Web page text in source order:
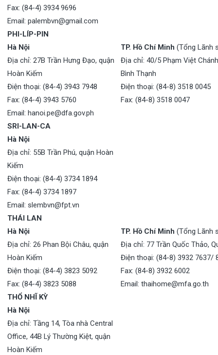
Fax: (84-4) 3934 9696
Email: palembvn@gmail.com
PHI-LÍP-PIN
Hà Nội
TP. Hồ Chí Minh (Tổng Lãnh
Địa chỉ: 27B Trần Hưng Đạo, quận
Hoàn Kiếm
Điện thoại: (84-4) 3943 7948
Fax: (84-4) 3943 5760
Email: hanoi.pe@dfa.gov.ph
Địa chỉ: 40/5 Phạm Việt
Bình Thạnh
Điện thoại: (84-8) 3518 0045
Fax: (84-8) 3518 0047
SRI-LAN-CA
Hà Nội
Địa chỉ: 55B Trần Phú, quận Hoàn
Kiếm
Điện thoại: (84-4) 3734 1894
Fax: (84-4) 3734 1897
Email: slembvn@fpt.vn
THÁI LAN
Hà Nội
TP. Hồ Chí Minh (Tổng Lãnh
Địa chỉ: 26 Phan Bội Châu, quận
Hoàn Kiếm
Điện thoại: (84-4) 3823 5092
Fax: (84-4) 3823 5088
Địa chỉ: 77 Trần Quốc Thảo,
Điện thoại: (84-8) 3932 7637/
Fax: (84-8) 3932 6002
Email: thaihome@mfa.go.th
THỔ NHĨ KỲ
Hà Nội
Địa chỉ: Tầng 14, Tòa nhà Central
Office, 44B Lý Thường Kiệt, quận
Hoàn Kiếm